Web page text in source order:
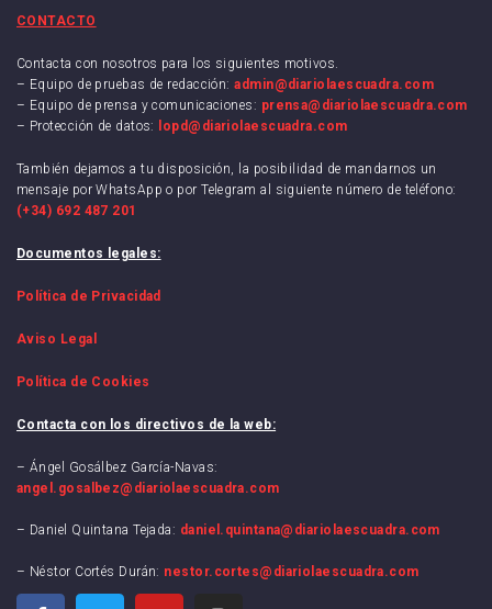
CONTACTO
Contacta con nosotros para los siguientes motivos.
– Equipo de pruebas de redacción:admin@diariolaescuadra.com
– Equipo de prensa y comunicaciones: prensa@diariolaescuadra.com
– Protección de datos:
lopd@diariolaescuadra.com
También dejamos a tu disposición, la posibilidad de mandarnos un
mensaje por WhatsApp o por Telegram al siguiente número de teléfono:
(+34) 692 487 201
Documentos legales:
Política de Privacidad
Aviso Legal
Política de Cookies
Contacta con los directivos de la web:
– Ángel Gosálbez García-Navas:
angel.gosalbez@diariolaescuadra.com
– Daniel Quintana Tejada: daniel.quintana@diariolaescuadra.com
– Néstor Cortés Durán: nestor.cortes@diariolaescuadra.com